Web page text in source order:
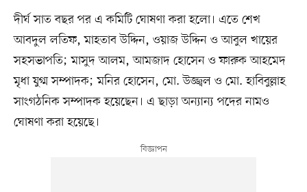
দীর্ঘ সাত বছর পর এ কমিটি ঘোষণা করা হলো। এতে শেখ
আবদুল লতিফ, মাহতাব উদ্দিন, ওয়াজ উদ্দিন ও আবুল খায়ের
সহসভাপতি; মাসুদ আলম, আমজাদ হোসেন ও ফারুক আহমেদ
মৃধা যুগ্ম সম্পাদক; মনির হোসেন, মো. উজ্জ্বল ও মো. হাবিবুল্লাহ
সাংগঠনিক সম্পাদক হয়েছেন। এ ছাড়া অন্যান্য পদের নামও
ঘোষণা করা হয়েছে।